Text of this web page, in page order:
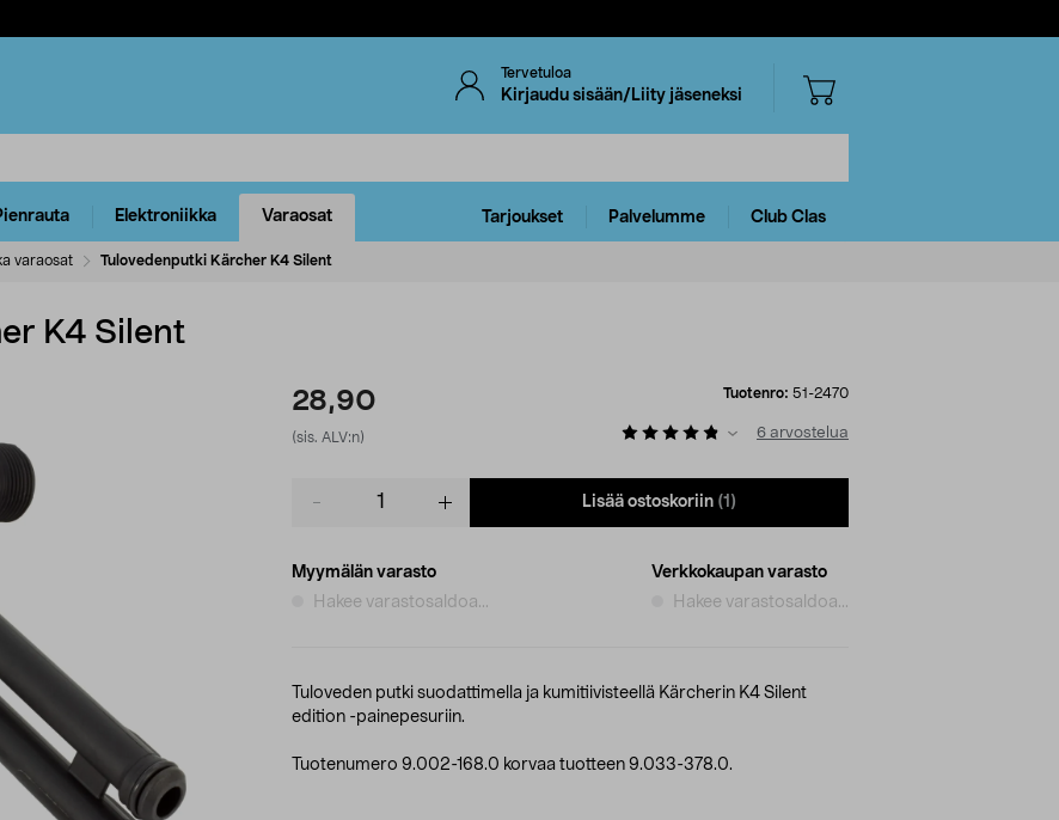
Tervetuloa
Kirjaudu sisään/Liity jäseneksi
Elektroniikka Varaosat Tarjoukset Palvelumme Club Clas
varaosat Tulovedenputki Kärcher K4 Silent
K4 Silent
28,90
(sis. ALV:n)
Tuotenro: 51-2470
6 arvostelua
Lisää ostoskoriin (1)
Myymälän varasto
Hakee varastosaldoa...
Verkkokaupan varasto
Hakee varastosaldoa...
Tuloveden putki suodattimella ja kumitiivisteellä Kärcherin K4 Silent
edition -painepesuriin.
Tuotenumero 9.002-168.0 korvaa tuotteen 9.033-378.0.